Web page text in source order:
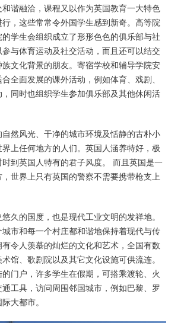
谐融洽，课程又以作为英国教育一大特色
，这些常常令外国学生感到新奇。高等院
学生会组织成立了形形色色的俱乐部与社
与体育运动及社交活动，而且还可以结交
文化背景的朋友。寄宿学校和辅导学院安
全面发展的课外活动，例如体育、戏剧、
同时也组织学生参加俱乐部及其他休闲活
然风光、干净的城市环境及恬静的古朴小
上任何地方的人们。英国人涵养特好，极
到英国人特有的君子风度。 而且英国是一
世界上只有英国的警察不需要携带枪支上
久的国度，也是现代工业文明的发祥地。
市和每一个村庄都和谐地保持着现代与传
令人羡慕的灿烂的文化和艺术，全国有数
馆、歌剧院以及其它文化设施可供流连。
门户，许多学生在假期，可搭乘渡轮、火
工具，访问周围邻国城市，例如巴黎、罗
大都市。